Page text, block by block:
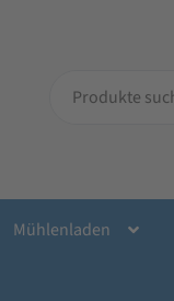
nach:
Mühlenladen